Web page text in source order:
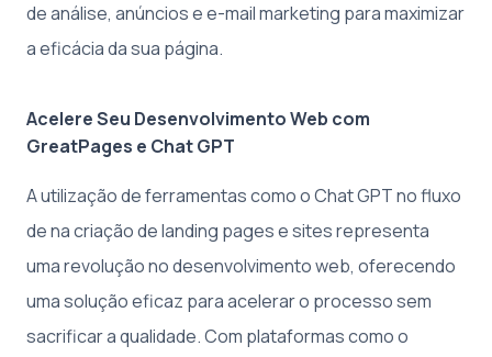
de análise, anúncios e e-mail marketing para maximizar
a eficácia da sua página.
Acelere Seu Desenvolvimento Web com
GreatPages e Chat GPT
A utilização de ferramentas como o Chat GPT no fluxo
de na criação de landing pages e sites representa
uma revolução no desenvolvimento web, oferecendo
uma solução eficaz para acelerar o processo sem
sacrificar a qualidade. Com plataformas como o